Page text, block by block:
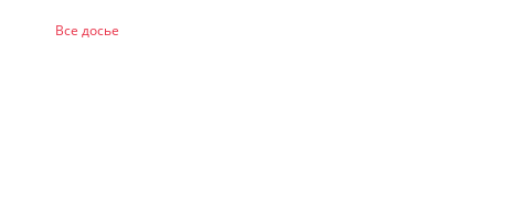
Все досье